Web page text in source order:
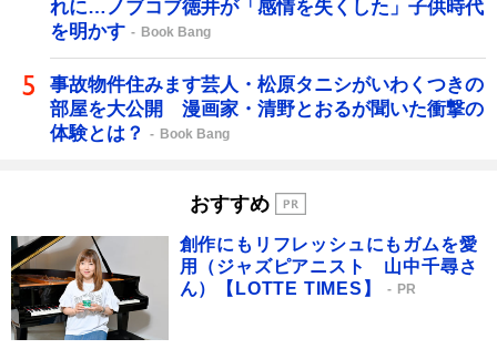
れに…ノブコブ徳井が「感情を失くした」子供時代
を明かす
Book Bang
事故物件住みます芸人・松原タニシがいわくつきの
部屋を大公開 漫画家・清野とおるが聞いた衝撃の
体験とは？
Book Bang
おすすめ
創作にもリフレッシュにもガムを愛
用（ジャズピアニスト 山中千尋さ
ん）【LOTTE TIMES】
PR